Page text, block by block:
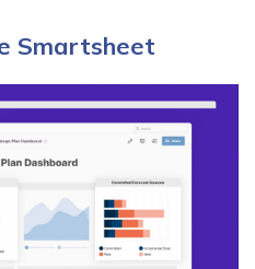
Smartsheet